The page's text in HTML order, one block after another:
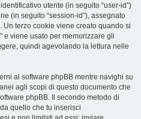
utente (in seguito “user-id”)
(in seguito “session-id”), assegnato
terzo cookie viene creato quando si
e viene usato per memorizzare gli
quindi agevolando la lettura nelle
al software phpBB mentre navighi su
agli scopi di questo documento che
phpBB. Il secondo metodo di
quello che tu inserisci